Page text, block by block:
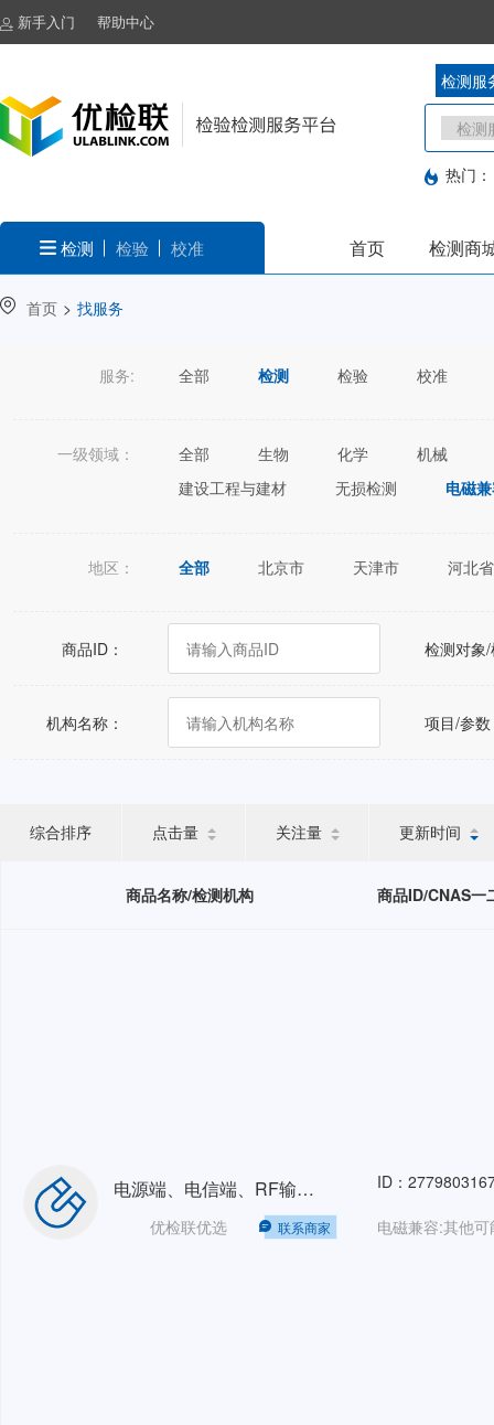
新手入门 帮助中心
检测服
热门：
检测 检验 校准 首页 检测商
首页 > 找服务
服务: 全部 检测 检验 校准
一级领域： 全部 生物 化学
机械
建设工程与建材
无损检测 电磁
地区： 全部 北京市 天津市
河北省
宁夏回族自治区
新疆维吾尔自治区
商品ID： 检测对象
机构名称： 项目/参
综合排序 点击量 关注量 更新时间
商品名称/检测机构 商品ID/CNAS一
电源端、电信端、RF输入输出端等端子骚扰电压(传导)三相32A9kHz-30MHz150kHz-30MHz
优检联优选 联系商家
ID：